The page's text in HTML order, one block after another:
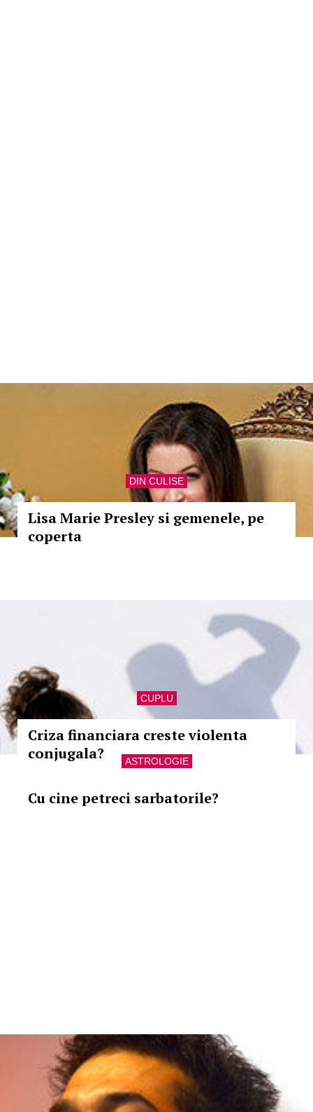
DIN CULISE
Lisa Marie Presley si gemenele, pe
coperta
CUPLU
Criza financiara creste violenta
conjugala?
ASTROLOGIE
Cu cine petreci sarbatorile?